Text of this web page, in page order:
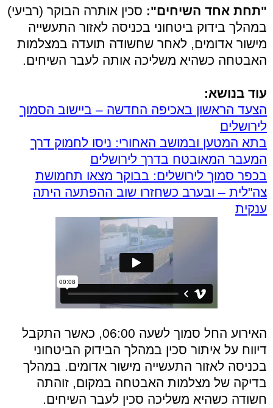
"תחת אחד השיחים": סכין אותרה הבוקר (רביעי)
במהלך בידוק ביטחוני בכניסה לאזור התעשייה
מישור אדומים, לאחר שחשודה תועדה במצלמות
האבטחה כשהיא משליכה אותה לעבר השיחים.
עוד בנושא:
הצעד הראשון באכיפה החדשה – ביישוב הסמוך
לירושלים
בתא המטען ובמושב האחורי: ניסו לחמוק דרך
המעבר המאובטח בדרך לירושלים
בכפר סמוך לירושלים: בבוקר מצאו תחמושת
צה"לית – ובערב כשחזרו שוב ההפתעה היתה
ענקית
האירוע החל סמוך לשעה 06:00, כאשר התקבל
דיווח על איתור סכין במהלך הבידוק הביטחוני
בכניסה לאזור התעשייה מישור אדומים. במהלך
בדיקה של מצלמות האבטחה במקום, זוהתה
חשודה כשהיא משליכה סכין לעבר השיחים.